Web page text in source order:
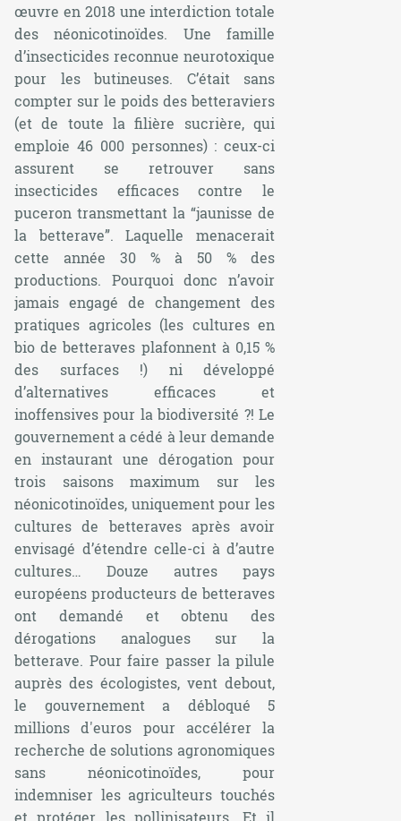
œuvre en 2018 une interdiction totale
des néonicotinoïdes. Une famille
d’insecticides reconnue neurotoxique
pour les butineuses. C’était sans
compter sur le poids des betteraviers
(et de toute la filière sucrière, qui
emploie 46 000 personnes) : ceux-ci
assurent se retrouver sans
insecticides efficaces contre le
puceron transmettant la “jaunisse de
la betterave”. Laquelle menacerait
cette année 30 % à 50 % des
productions. Pourquoi donc n’avoir
jamais engagé de changement des
pratiques agricoles (les cultures en
bio de betteraves plafonnent à 0,15 %
des surfaces !) ni développé
d’alternatives efficaces et
inoffensives pour la biodiversité ?! Le
gouvernement a cédé à leur demande
en instaurant une dérogation pour
trois saisons maximum sur les
néonicotinoïdes, uniquement pour les
cultures de betteraves après avoir
envisagé d’étendre celle-ci à d’autre
cultures… Douze autres pays
européens producteurs de betteraves
ont demandé et obtenu des
dérogations analogues sur la
betterave. Pour faire passer la pilule
auprès des écologistes, vent debout,
le gouvernement a débloqué 5
millions d'euros pour accélérer la
recherche de solutions agronomiques
sans néonicotinoïdes, pour
indemniser les agriculteurs touchés
et protéger les pollinisateurs. Et il